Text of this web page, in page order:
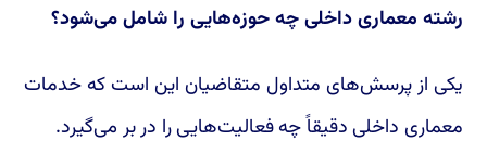
رشته معماری داخلی چه حوزه‌هایی را شامل می‌شود؟
یکی از پرسش‌های متداول متقاضیان این است که خدمات
معماری داخلی دقیقاً چه فعالیت‌هایی را در بر می‌گیرد.